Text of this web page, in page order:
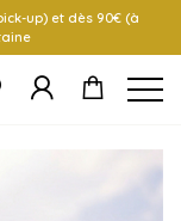
up) et dès 90€ (à